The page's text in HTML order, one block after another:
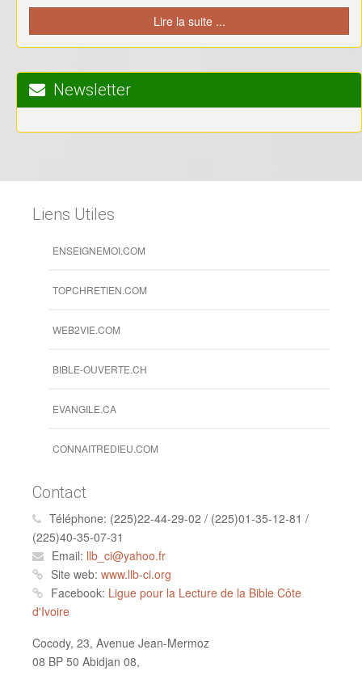
Lire la suite ...
Newsletter
Liens Utiles
ENSEIGNEMOI.COM
TOPCHRETIEN.COM
WEB2VIE.COM
BIBLE-OUVERTE.CH
EVANGILE.CA
CONNAITREDIEU.COM
Contact
Téléphone: (225)22-44-29-02 / (225)01-35-12-81 /
(225)40-35-07-31
Email: llb_ci@yahoo.fr
Site web: www.llb-ci.org
Facebook: Ligue pour la Lecture de la Bible Côte
d'Ivoire
Cocody, 23, Avenue Jean-Mermoz
08 BP 50 Abidjan 08,